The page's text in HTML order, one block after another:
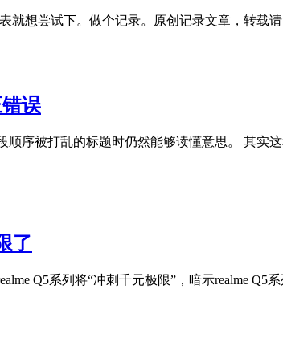
就想尝试下。做个记录。原创记录文章，转载
误
序被打乱的标题时仍然能够读懂意思。 其实
了
Q5系列将“冲刺千元极限”，暗示realme Q5